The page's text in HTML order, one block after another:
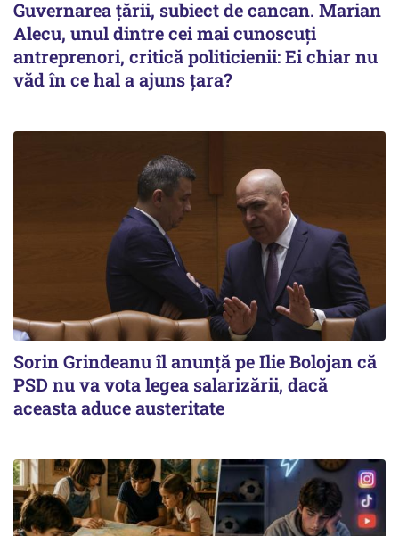
Guvernarea ţării, subiect de cancan. Marian
Alecu, unul dintre cei mai cunoscuţi
antreprenori, critică politicienii: Ei chiar nu
văd în ce hal a ajuns ţara?
Sorin Grindeanu îl anunţă pe Ilie Bolojan că
PSD nu va vota legea salarizării, dacă
aceasta aduce austeritate